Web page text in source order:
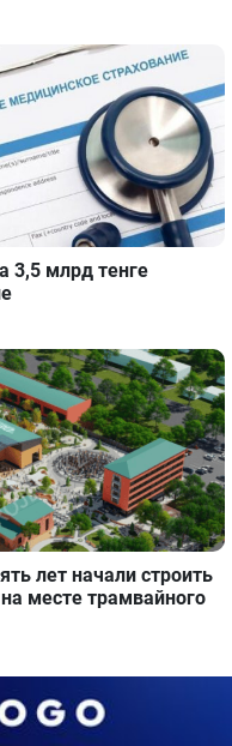
3,5 млрд тенге
лет начали строить
месте трамвайного